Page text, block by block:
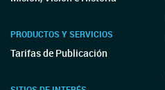
PRODUCTOS Y SERVICIOS
Tarifas de Publicación